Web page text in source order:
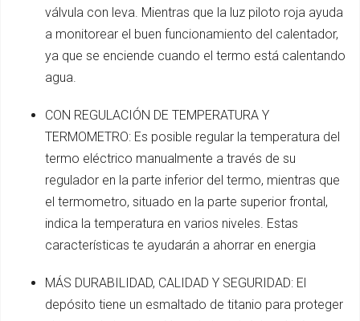
válvula con leva. Mientras que la luz piloto roja ayuda
a monitorear el buen funcionamiento del calentador,
ya que se enciende cuando el termo está calentando
agua.
CON REGULACIÓN DE TEMPERATURA Y
TERMOMETRO: Es posible regular la temperatura del
termo eléctrico manualmente a través de su
regulador en la parte inferior del termo, mientras que
el termometro, situado en la parte superior frontal,
indica la temperatura en varios niveles. Estas
características te ayudarán a ahorrar en energia
MÁS DURABILIDAD, CALIDAD Y SEGURIDAD: El
depósito tiene un esmaltado de titanio para proteger